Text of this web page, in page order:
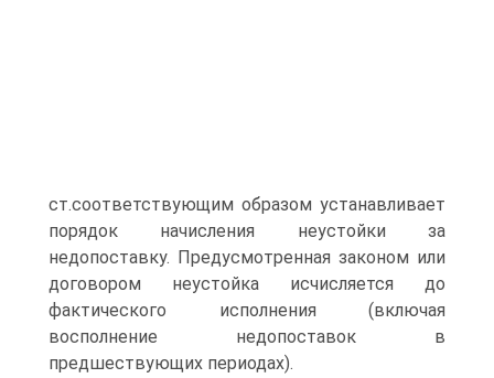
ст.соответствующим образом устанавливает
порядок начисления неустойки за
недопоставку. Предусмотренная законом или
договором неустойка исчисляется до
фактического исполнения (включая
восполнение недопоставок в
предшествующих периодах).